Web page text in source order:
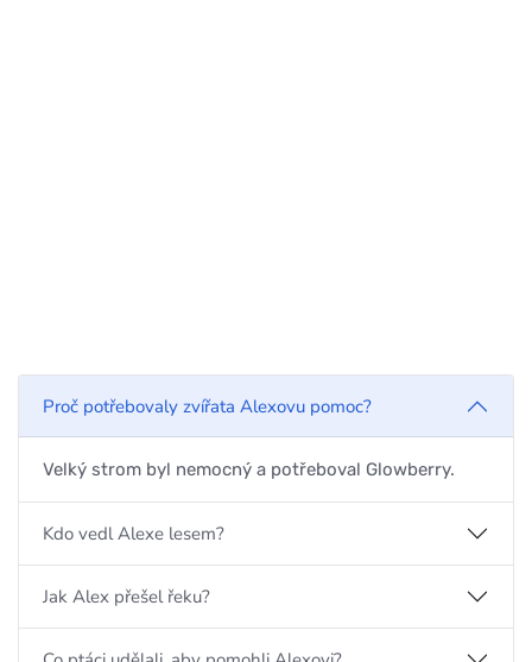
Proč potřebovaly zvířata Alexovu pomoc?
Velký strom byl nemocný a potřeboval Glowberry.
Kdo vedl Alexe lesem?
Jak Alex přešel řeku?